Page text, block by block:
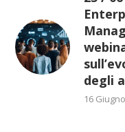
degli
16